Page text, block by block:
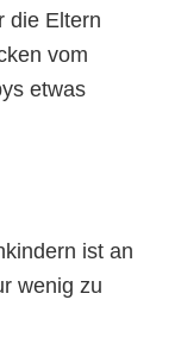
die Eltern
vom
etwas
ist an
wenig zu